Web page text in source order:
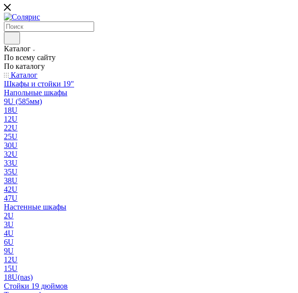
Каталог
По всему сайту
По каталогу
Каталог
Шкафы и стойки 19"
Напольные шкафы
9U (585мм)
18U
12U
22U
25U
30U
32U
33U
35U
38U
42U
47U
Настенные шкафы
2U
3U
4U
6U
9U
12U
15U
18U(nas)
Стойки 19 дюймов